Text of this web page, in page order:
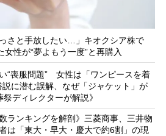
さと手放したい…」キオクシア株で
性が“夢よもう一度”と再購入
“喪服問題” 女性は「ワンピースを着
に潜む誤解、なぜ「ジャケット」が
ディレクターが解説》
ランキングを解剖》三菱商事、三井物
は「東大・早大・慶大で約6割」の現